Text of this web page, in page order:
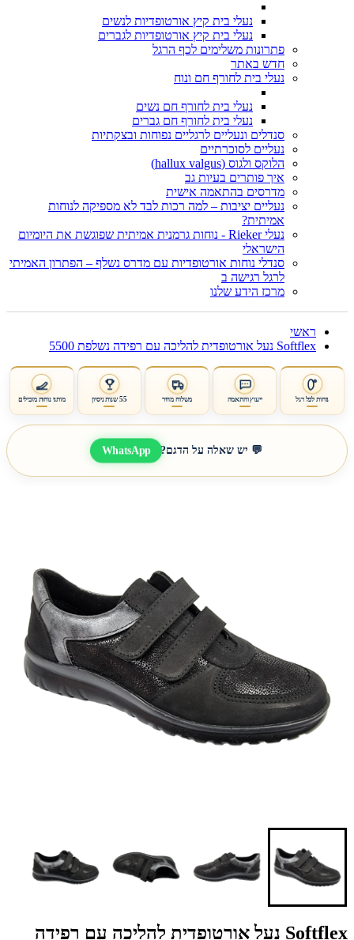
נעלי בית קיץ אורטופדיות לנשים
נעלי בית קיץ אורטופדיות לגברים
פתרונות משלימים לכף הרגל
חדש באתר
נעלי בית לחורף חם ונוח
נעלי בית לחורף חם נשים
נעלי בית לחורף חם גברים
סנדלים ונעליים לרגליים נפוחות ובצקתיות
נעליים לסוכרתיים
הלוקס ולגוס (hallux valgus)
איך פותרים בעיות גב
מדרסים בהתאמה אישית
נעליים יציבות – למה רכות לבד לא מספיקה לנוחות
אמיתית?
נעלי Rieker - נוחות גרמנית אמיתית שפוגשת את היומיום
הישראלי
סנדלי נוחות אורטופדיות עם מדרס נשלף – הפתרון האמיתי
לרגל רגישה ב
מרכז הידע שלנו
ראשי
Softflex נעל אורטופדית להליכה עם רפידה נשלפת 5500
נוחות לכל רגל ייעוץ והתאמה משלוח מהיר 55 שנות ניסיון מותגי נוחות מובילים
💬 יש שאלה על הדגם? WhatsApp
Softflex נעל אורטופדית להליכה עם רפידה